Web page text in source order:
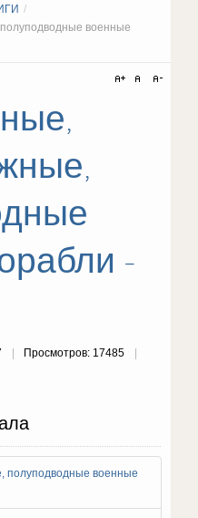
/
военные
-
Просмотров: 17485
полуподводные военные